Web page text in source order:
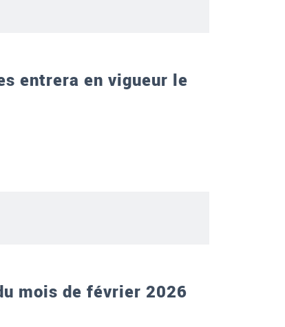
entrera en vigueur le
mois de février 2026